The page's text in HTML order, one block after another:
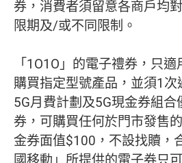
券，消費者須留意各商戶均
限期及/或不同限制。
「1O1O」的電子禮券，只
購買指定型號產品，並須1次
5G月費計劃及5G現金券組
券，可購買任何於門市發售
金券面值$100，不設找贖，
國移動」所提供的電子券只